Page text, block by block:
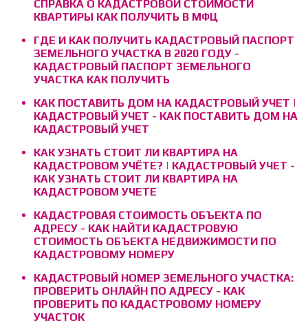
СПРАВКА О КАДАСТРОВОЙ СТОИМОСТИ
КВАРТИРЫ КАК ПОЛУЧИТЬ В МФЦ
ГДЕ И КАК ПОЛУЧИТЬ КАДАСТРОВЫЙ ПАСПОРТ
ЗЕМЕЛЬНОГО УЧАСТКА В 2020 ГОДУ -
КАДАСТРОВЫЙ ПАСПОРТ ЗЕМЕЛЬНОГО
УЧАСТКА КАК ПОЛУЧИТЬ
КАК ПОСТАВИТЬ ДОМ НА КАДАСТРОВЫЙ УЧЕТ |
КАДАСТРОВЫЙ УЧЕТ - КАК ПОСТАВИТЬ ДОМ НА
КАДАСТРОВЫЙ УЧЕТ
КАК УЗНАТЬ СТОИТ ЛИ КВАРТИРА НА
КАДАСТРОВОМ УЧЁТЕ? | КАДАСТРОВЫЙ УЧЕТ -
КАК УЗНАТЬ СТОИТ ЛИ КВАРТИРА НА
КАДАСТРОВОМ УЧЕТЕ
КАДАСТРОВАЯ СТОИМОСТЬ ОБЪЕКТА ПО
АДРЕСУ - КАК НАЙТИ КАДАСТРОВУЮ
СТОИМОСТЬ ОБЪЕКТА НЕДВИЖИМОСТИ ПО
КАДАСТРОВОМУ НОМЕРУ
КАДАСТРОВЫЙ НОМЕР ЗЕМЕЛЬНОГО УЧАСТКА:
ПРОВЕРИТЬ ОНЛАЙН ПО АДРЕСУ - КАК
ПРОВЕРИТЬ ПО КАДАСТРОВОМУ НОМЕРУ
УЧАСТОК